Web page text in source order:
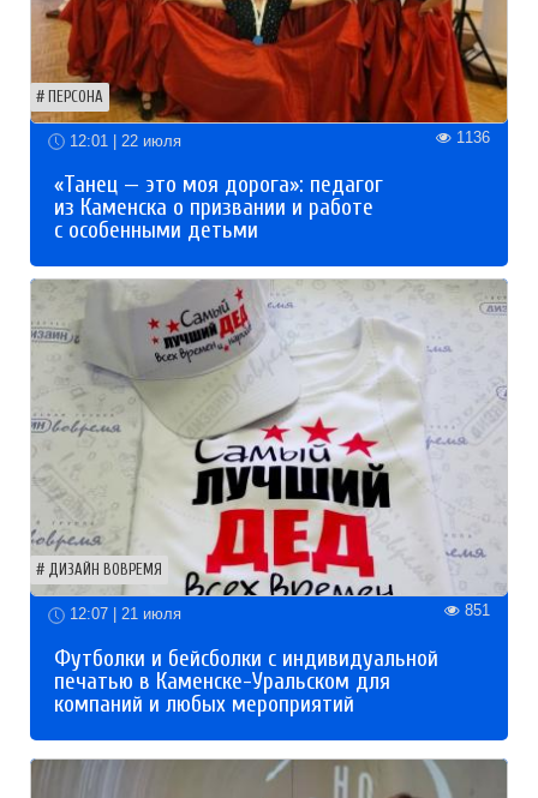
ПЕРСОНА
12:01 | 22 июля 1136
«Танец — это моя дорога»: педагог
из Каменска о призвании и работе
с особенными детьми
ДИЗАЙН ВОВРЕМЯ
12:07 | 21 июля 851
Футболки и бейсболки с индивидуальной
печатью в Каменске-Уральском для
компаний и любых мероприятий